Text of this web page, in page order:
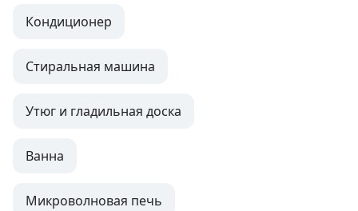
Кондиционер
Стиральная машина
Утюг и гладильная доска
Ванна
Микроволновая печь